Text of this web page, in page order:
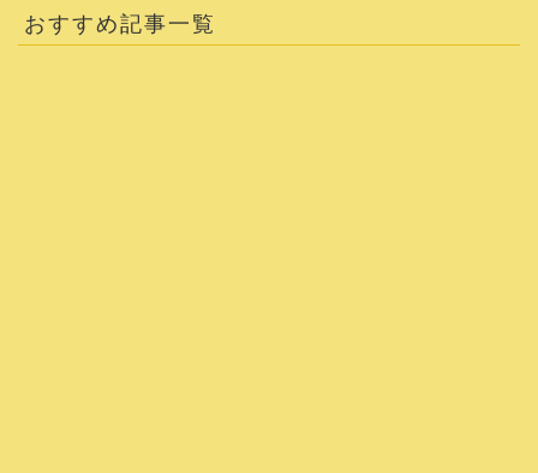
おすすめ記事一覧